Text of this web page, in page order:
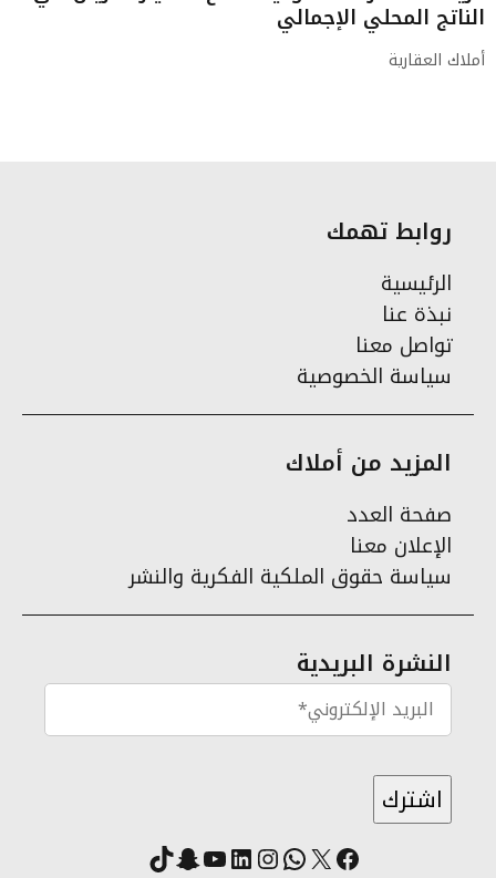
الناتج المحلي الإجمالي
أملاك العقارية
روابط تهمك
الرئيسية
نبذة عنا
تواصل معنا
سياسة الخصوصية
المزيد من أملاك
صفحة العدد
الإعلان معنا
سياسة حقوق الملكية الفكرية والنشر
النشرة البريدية
فيسبوك
X واتساب
انستقرام
لينكد إنيوتيوب
سناب شات
تيك توك